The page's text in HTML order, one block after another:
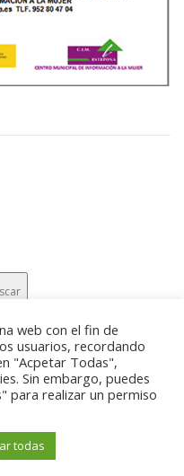
web con el fin de
usuarios, recordando
"Acpetar Todas",
Sin embargo, puedes
para realizar un permiso
todas